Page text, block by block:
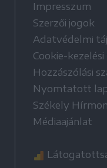
Impresszum
Szerzői jogok
Adatvédelmi
Cookie-
Hozzászólási
Nyomtatott
Székely
Médiaajánlat